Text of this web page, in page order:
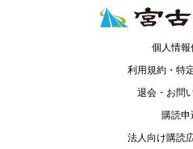
個人情報
利用規約・特
退会・お問
購読申
法人向け購読